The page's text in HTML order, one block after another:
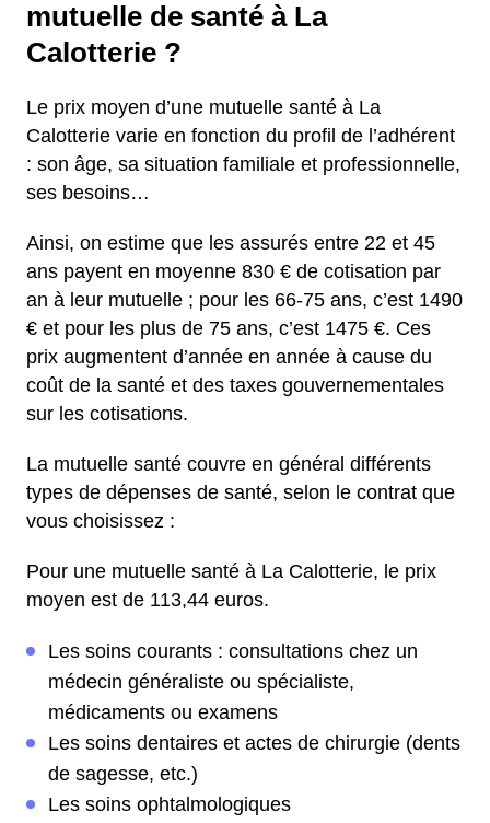
mutuelle de santé à La
Calotterie ?
Le prix moyen d’une mutuelle santé à La
Calotterie varie en fonction du profil de l’adhérent
: son âge, sa situation familiale et professionnelle,
ses besoins…
Ainsi, on estime que les assurés entre 22 et 45
ans payent en moyenne 830 € de cotisation par
an à leur mutuelle ; pour les 66-75 ans, c’est 1490
€ et pour les plus de 75 ans, c’est 1475 €. Ces
prix augmentent d’année en année à cause du
coût de la santé et des taxes gouvernementales
sur les cotisations.
La mutuelle santé couvre en général différents
types de dépenses de santé, selon le contrat que
vous choisissez :
Pour une mutuelle santé à La Calotterie, le prix
moyen est de 113,44 euros.
Les soins courants : consultations chez un
médecin généraliste ou spécialiste,
médicaments ou examens
Les soins dentaires et actes de chirurgie (dents
de sagesse, etc.)
Les soins ophtalmologiques